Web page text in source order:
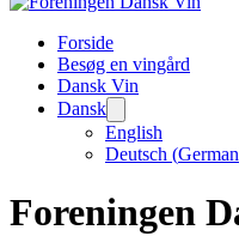
Forside
Besøg en vingård
Dansk Vin
Dansk
English
Deutsch (German
Foreningen